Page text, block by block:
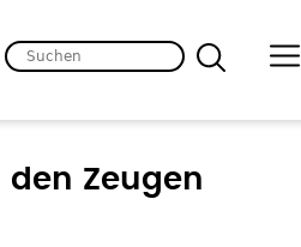
den Zeugen